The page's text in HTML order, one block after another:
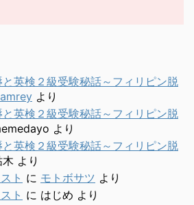
英検２級受験秘話～フィリピン脱
より
英検２級受験秘話～フィリピン脱
より
英検２級受験秘話～フィリピン脱
木 より
ト に モトボサツ より
ト に はじめ より